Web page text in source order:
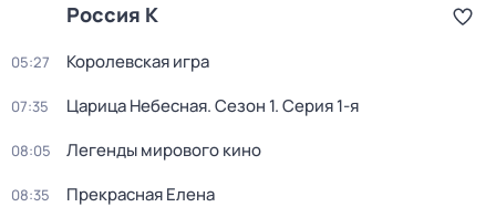
Россия К
05:27 Королевская игра
07:35 Царица Небесная. Сезон 1. Серия 1-я
08:05 Легенды мирового кино
08:35 Прекрасная Елена